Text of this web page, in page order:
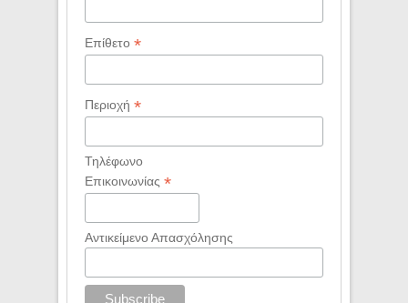
Επίθετο *
Περιοχή *
Τηλέφωνο
Επικοινωνίας *
Αντικείμενο Απασχόλησης